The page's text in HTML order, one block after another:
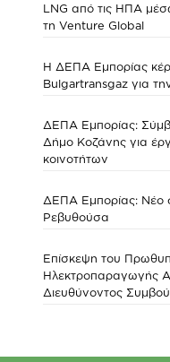
LNG από τις ΗΠΑ
τη Venture Global
Η ΔΕΠΑ Εμπορίας
Bulgartransgaz για
ΔΕΠΑ Εμπορίας:
Δήμο Κοζάνης για
κοινοτήτων
ΔΕΠΑ Εμπορίας: Νέο
Ρεβυθούσα
Επίσκεψη του
Ηλεκτροπαραγωγής
Διευθύνοντος